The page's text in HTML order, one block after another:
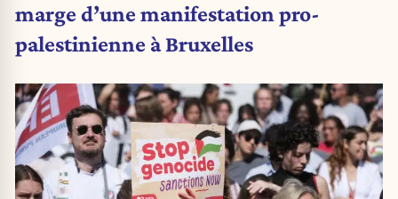
marge d’une manifestation pro-
palestinienne à Bruxelles